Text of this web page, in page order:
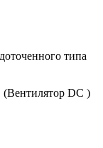
типа
(Вентилятор DC )